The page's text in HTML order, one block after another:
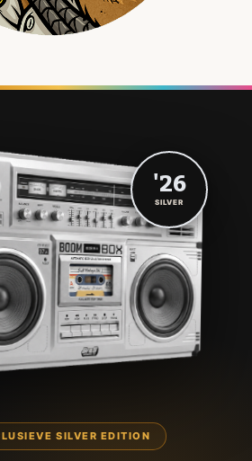
SILVER EDITION
'26
SILVER